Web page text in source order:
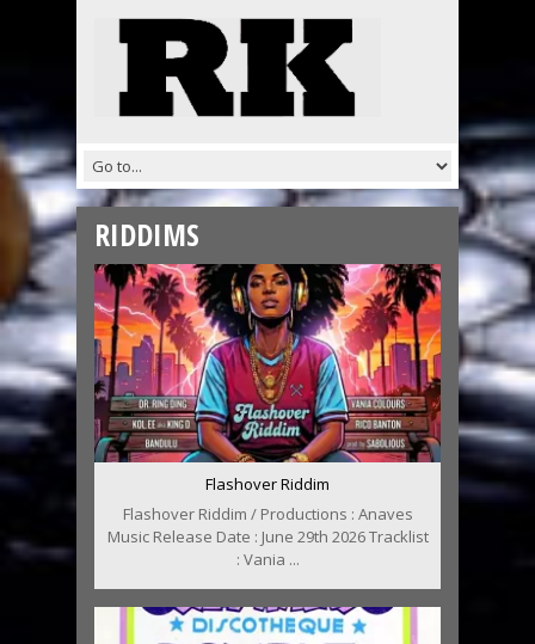
RIDDIMS
Flashover Riddim
Flashover Riddim / Productions : Anaves
Music Release Date : June 29th 2026 Tracklist
: Vania ...